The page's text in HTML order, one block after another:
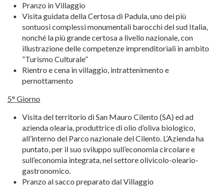
Pranzo in Villaggio
Visita guidata della Certosa di Padula, uno dei più
sontuosi complessi monumentali barocchi del sud Italia,
nonché la più grande certosa a livello nazionale, con
illustrazione delle competenze imprenditoriali in ambito
“Turismo Culturale”
Rientro e cena in villaggio, intrattenimento e
pernottamento
5° Giorno
Visita del territorio di San Mauro Cilento (SA) ed ad
azienda olearia, produttrice di olio d’oliva biologico,
all’interno del Parco nazionale del Cilento. L’Azienda ha
puntato, per il suo sviluppo sull’economia circolare e
sull’economia integrata, nel settore olivicolo-oleario-
gastronomico.
Pranzo al sacco preparato dal Villaggio